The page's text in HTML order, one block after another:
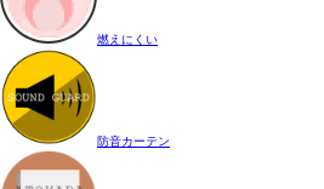
燃えにくい
防音カーテン